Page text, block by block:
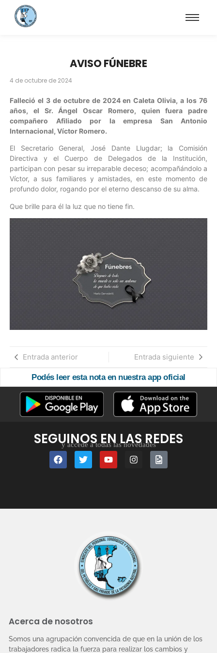
AVISO FÚNEBRE
4 de octubre de 2024
Falleció el 3 de octubre de 2024 en Caleta Olivia, a los 76
años, el Sr. Ángel Oscar Romero, quien fuera padre
compañero Afiliado por la empresa San Antonio
Internacional, Víctor Romero.
El Secretario General, José Dante Llugdar; la Comisión
Directiva y el Cuerpo de Delegados de la Institución,
participan con pesar su irreparable deceso; acompañándolo a
Víctor, a sus familiares y amistades, en este momento de
profundo dolor, rogando por el eterno descanso de su alma.
Que brille para él la luz que no tiene fin.
Entrada anterior Entrada siguiente
Podés leer esta nota en nuestra app oficial
SEGUINOS EN LAS REDES
y accedé a todas las novedades
Acerca de nosotros
Somos una agrupación convencida de que en la unión de los
trabajadores radica la fuerza para realizar los cambios y